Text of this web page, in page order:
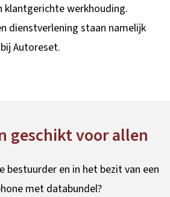
klantgerichte werkhouding.
dienstverlening staan namelijk
Autoreset.
geschikt voor allen
bestuurder en in het bezit van een
met databundel?